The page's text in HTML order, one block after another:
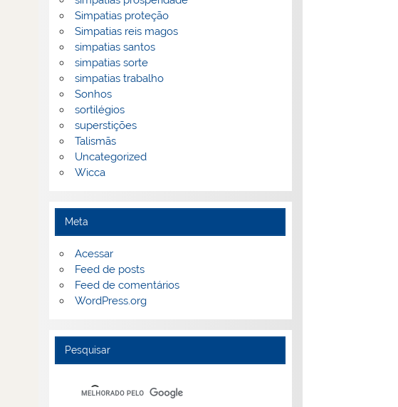
Simpatias proteção
Simpatias reis magos
simpatias santos
simpatias sorte
simpatias trabalho
Sonhos
sortilégios
superstições
Talismãs
Uncategorized
Wicca
Meta
Acessar
Feed de posts
Feed de comentários
WordPress.org
Pesquisar